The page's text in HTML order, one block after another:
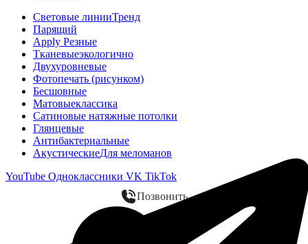
Световые линииТренд
Парящий
Apply Резные
Тканевыеэкологично
Двухуровневые
Фотопечать (рисунком)
Бесшовные
Матовыеклассика
Сатиновые натяжные потолки
Глянцевые
Антибактериальные
АкустическиеДля меломанов
YouTube Одноклассники VK TikTok
Позвонить